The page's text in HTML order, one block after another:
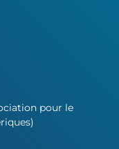
pour le